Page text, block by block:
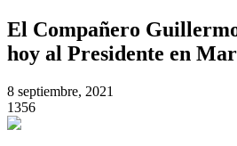
El Compañero
hoy al Presidente en
8 septiembre, 2021
1356